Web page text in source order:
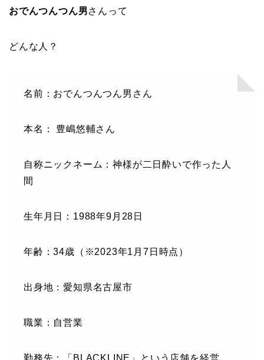
おでんつんつん男さんって
どんな人？
名前：おでんつんつん男さん
本名： 豊嶋悠輔さん
自称ニックネーム：神様が二日酔いで作った人
間
生年月日：1988年9月28日
年齢：34歳（※2023年1月7日時点）
出身地：愛知県名古屋市
職業：自営業
勤務先：「BLACKLINE」という店舗を経営